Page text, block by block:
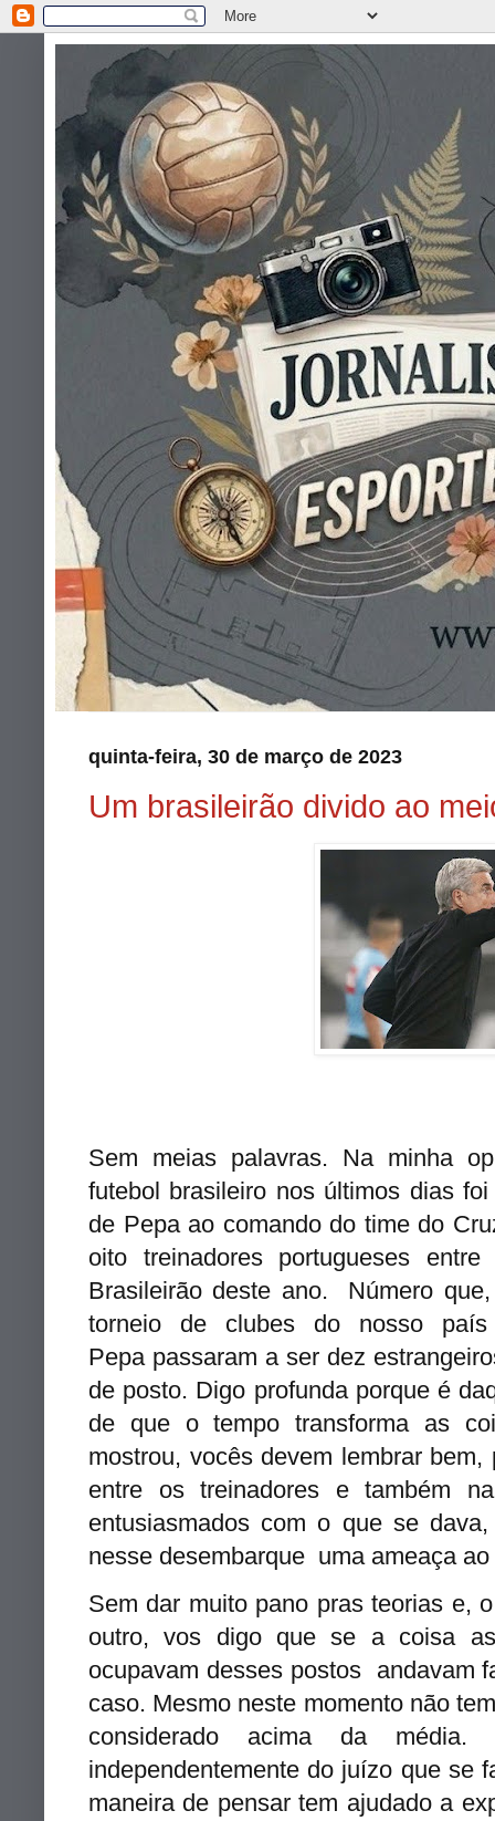
quinta-feira, 30 de março de 2023
Um brasileirão divido ao
Sem meias palavras. Na minha
futebol brasileiro nos últimos dias
de Pepa ao comando do time do
oito treinadores portugueses
Brasileirão deste ano. Número
torneio de clubes do nosso
Pepa passaram a ser dez
de posto. Digo profunda porque é
de que o tempo transforma as
mostrou, vocês devem lembrar
entre os treinadores e também
entusiasmados com o que se
nesse desembarque uma ameaça
Sem dar muito pano pras teorias e,
outro, vos digo que se a coisa
ocupavam desses postos andavam
caso. Mesmo neste momento não
considerado acima da
independentemente do juízo que se
maneira de pensar tem ajudado a